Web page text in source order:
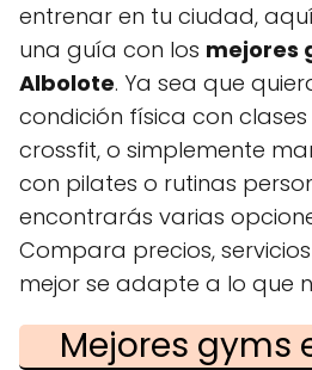
entrenar en tu ciudad,
una guía con los mejores
Albolote. Ya sea que
condición física con
crossfit, o simplemente
con pilates o rutinas
encontrarás varias
Compara precios,
mejor se adapte a lo que
Mejores gyms